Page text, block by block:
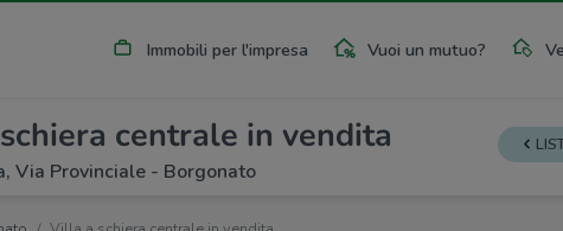
Immobili per l'impresa Vuoi un mutuo?
centrale in vendita
Via Provinciale - Borgonato